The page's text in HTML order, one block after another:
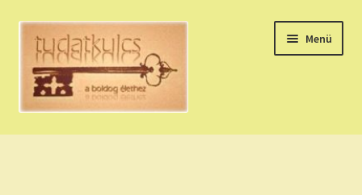
Ugrás
navigációhoz
Kilépés
tartalomba
Menü
HÚZZ EGY KÁRTYÁT!